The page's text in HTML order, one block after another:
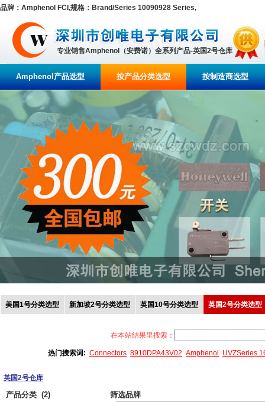
品牌：Amphenol FCI,规格：Brand/Series 10090928 Series,
专业销售Amphenol（安费诺）全系列产品-英国2号仓库
Amphenol产品选型 按产品分类选型 按制造商选型
美国1号分类选型 新加坡2号分类选型 英国10号分类选型 英国2号分类选型
在本站结果里搜索：
热门搜索词: Connectors 8910DPA43V02 Amphenol UVZSeries
英国2号仓库
产品分类 (2) 筛选品牌